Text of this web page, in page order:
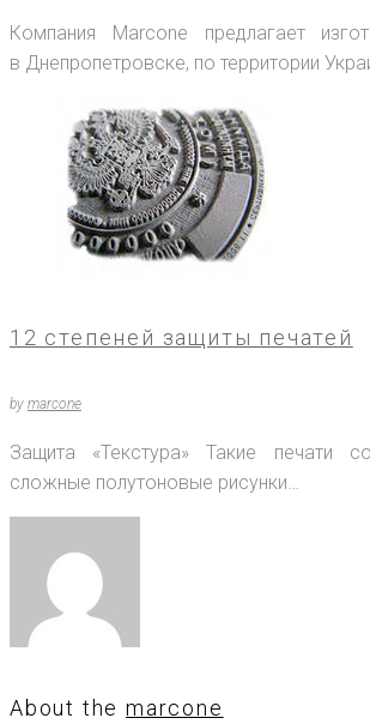
Компания Marcone предлагает
в Днепропетровске, по территории
12 степеней защиты печатей
by marcone
Защита «Текстура» Такие печати
сложные полутоновые рисунки…
About themarcone